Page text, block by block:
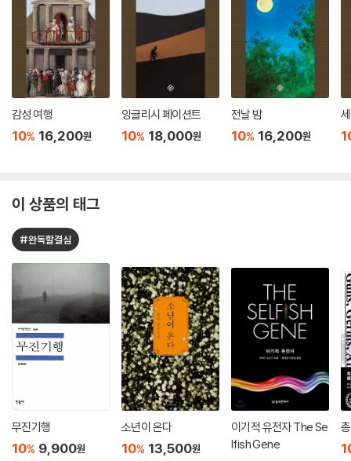
감성 여행
10% 16,200원
잉글리시 페이션트
10% 18,000원
전날 밤
10% 16,200원
이 상품의 태그
#완독할결심
무진기행
10% 9,900원
소년이 온다
10% 13,500원
이기적 유전자 The Se
lfish Gene